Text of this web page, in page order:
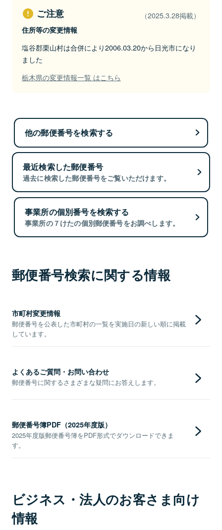
ご注意 （2025.3.28掲載）
住所等の変更情報
塩谷郡栗山村は合併により2006.03.20から日光市になり
ました
栃木県の変更情報一覧 はこちら
他の郵便番号を検索する
最近検索した郵便番号
過去に検索した郵便番号をご覧いただけます。
事業所の個別番号を検索する
事業所の７けたの個別郵便番号をお調べします。
郵便番号検索に関する情報
市町村変更情報
郵便番号を公表した市町村の一覧を実施日の新しい順に掲載
しています。
よくあるご質問・お問い合わせ
郵便番号に関するさまざまな疑問にお答えします。
郵便番号簿PDF（2025年度版）
2025年度版郵便番号簿をPDF形式でダウンロードできま
す。
ビジネス・法人のお客さま向け
情報